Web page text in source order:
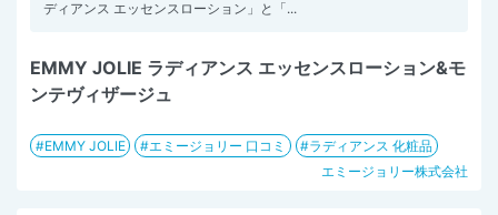
ディアンス エッセンスローション」と「...
EMMY JOLIE ラディアンス エッセンスローション&モ
ンテヴィザージュ
EMMY JOLIE エミージョリー 口コミ
ラディアンス 化粧品
エミージョリー株式会社